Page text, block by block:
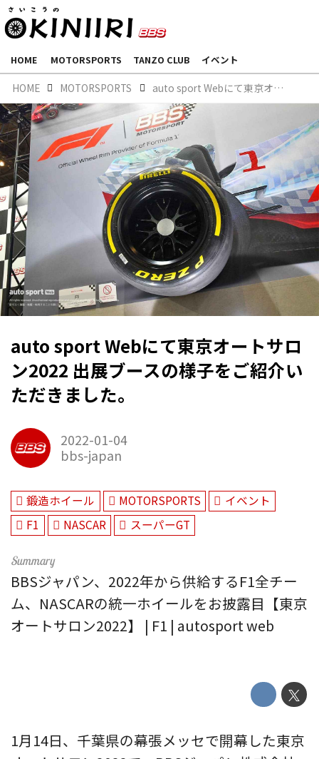
HOME MOTORSPORTS TANZO CLUB イベント
HOME MOTORSPORTS auto sport Webにて東京オートサロン2022 出展ブースの様子をご紹介いただきました。
auto sport Webにて東京オートサロ
ン2022 出展ブースの様子をご紹介い
ただきました。
2022-01-04
bbs-japan
鍛造ホイール MOTORSPORTS
イベント
F1
NASCAR スーパーGT
BBSジャパン、2022年から供給するF1全チー
ム、NASCARの統一ホイールをお披露目【東京
オートサロン2022】 | F1 | autosport web
1月14日、千葉県の幕張メッセで開幕した東京